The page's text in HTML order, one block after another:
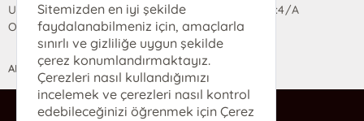
Uzun Sokak Saray Çarşısı Lara Sineması Girişi No:4/A
Ortahisar/TRABZON
ANASAYFA YARDIM İLETİŞİM
ra@rakitap.com
Sitemizden en iyi şekilde
faydalanabilmeniz için, amaçlarla
sınırlı ve gizliliğe uygun şekilde
çerez konumlandırmaktayız.
Çerezleri nasıl kullandığımızı
incelemek ve çerezleri nasıl kontrol
edebileceğinizi öğrenmek için Çerez